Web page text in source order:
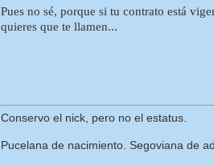
Pues no sé, porque si tu contrato está
quieres que te llamen...
Conservo el nick, pero no el estatus.
Pucelana de nacimiento. Segoviana de